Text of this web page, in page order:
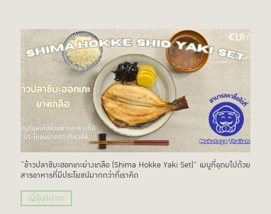
“ข้าวปลาชิมะฮอกเกะย่างเกลือ (Shima Hokke Yaki Set)” เมนูที่อุดมไปด้วย
สารอาหารที่มีประโยชน์มากกว่าที่เราคิด
ญี่ปุ่นจิปาถะ